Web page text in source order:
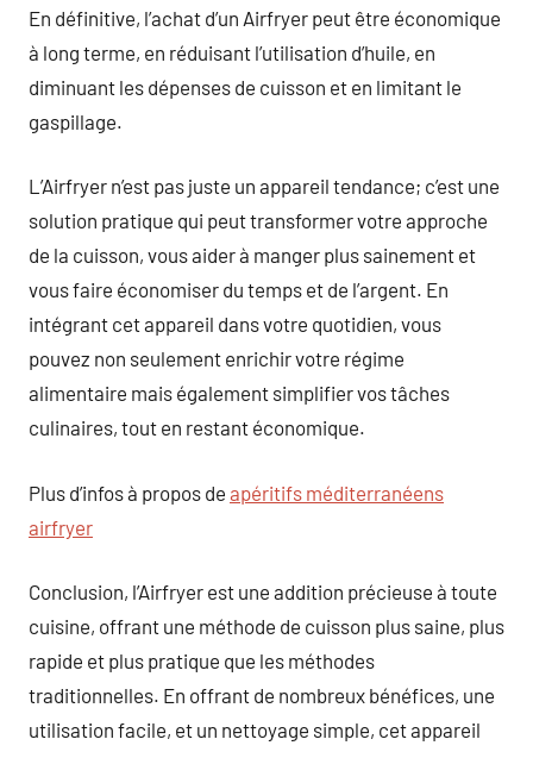
En définitive, l’achat d’un Airfryer peut être économique
à long terme, en réduisant l’utilisation d’huile, en
diminuant les dépenses de cuisson et en limitant le
gaspillage.
L’Airfryer n’est pas juste un appareil tendance; c’est une
solution pratique qui peut transformer votre approche
de la cuisson, vous aider à manger plus sainement et
vous faire économiser du temps et de l’argent. En
intégrant cet appareil dans votre quotidien, vous
pouvez non seulement enrichir votre régime
alimentaire mais également simplifier vos tâches
culinaires, tout en restant économique.
Plus d’infos à propos de apéritifs méditerranéens
airfryer
Conclusion, l’Airfryer est une addition précieuse à toute
cuisine, offrant une méthode de cuisson plus saine, plus
rapide et plus pratique que les méthodes
traditionnelles. En offrant de nombreux bénéfices, une
utilisation facile, et un nettoyage simple, cet appareil